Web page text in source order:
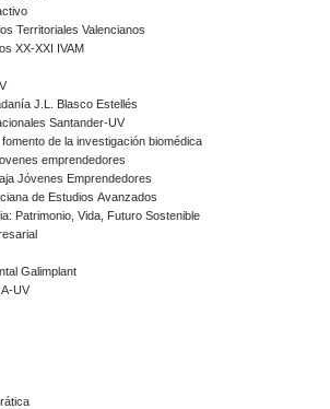
Territoriales Valencianos
XX-XXI IVAM
J.L. Blasco Estellés
Santander-UV
de la investigación biomédica
emprendedores
Jóvenes Emprendedores
de Estudios Avanzados
Patrimonio, Vida, Futuro Sostenible
Galimplant
UV